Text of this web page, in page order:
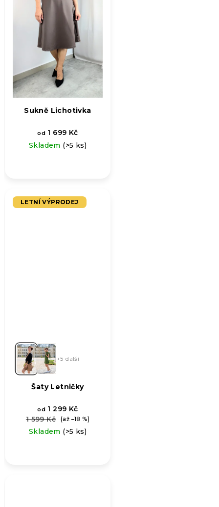
Sukně Lichotivka
od 1 699 Kč
Skladem (>5 ks)
LETNÍ VÝPRODEJ
+5 další
Šaty Letničky
od 1 299 Kč
1 599 Kč
(až –18 %)
Skladem (>5 ks)